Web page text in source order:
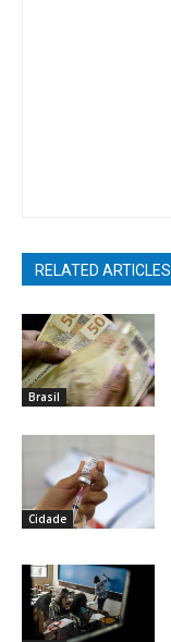
RELATED ARTICLES
Brasil
Cidade